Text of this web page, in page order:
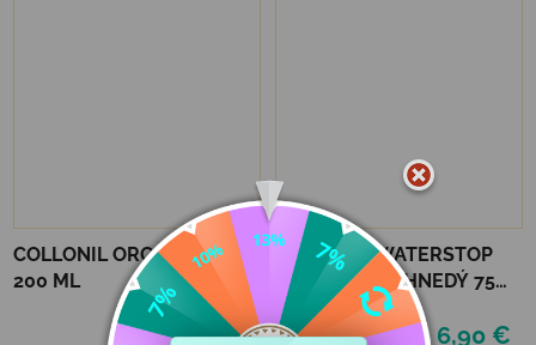
COLLONIL ORGANIC CARE
200 ML
12,50 €
COLLONIL WATERSTOP
KRÉM TMAVOHNEDÝ 75
ml
6,90 €